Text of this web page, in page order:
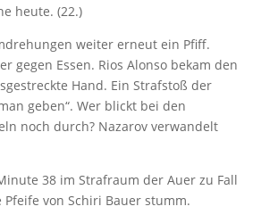
heute. (22.)
weiter erneut ein Pfiff.
gegen Essen. Rios Alonso bekam den
Hand. Ein Strafstoß der
geben“. Wer blickt bei den
noch durch? Nazarov verwandelt
38 im Strafraum der Auer zu Fall
Pfeife von Schiri Bauer stumm.